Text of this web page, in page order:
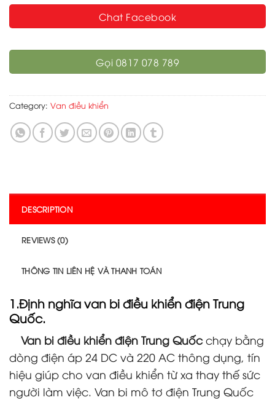
Chat Facebook
Gọi 0817 078 789
Category: Van điều khiển
DESCRIPTION
REVIEWS (0)
THÔNG TIN LIÊN HỆ VÀ THANH TOÁN
1.Định nghĩavan bi điều khiển điện Trung
Quốc.
Van bi điều khiển điện Trung Quốcchạy bằng
dòng điện áp 24 DC và 220 AC thông dụng, tín
hiệu giúp cho van điều khiển từ xa thay thế sức
người làm việc. Van bi mô tơ điện Trung Quốc